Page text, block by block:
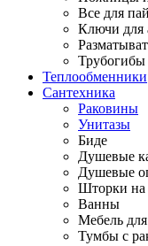
Все для
Ключи для
Трубогибы
Теплообменники
Сантехника
Раковины
Унитазы
Биде
Душевые
Душевые
Шторки на
Ванны
Мебель
Тумбы с